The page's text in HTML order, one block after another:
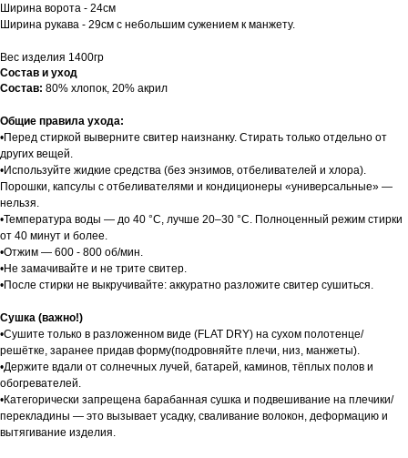
Ширина ворота - 24см
Ширина рукава - 29см с небольшим сужением к манжету.
Вес изделия 1400гр
Состав и уход
Состав: 80% хлопок, 20% акрил
Общие правила ухода:
•Перед стиркой выверните свитер наизнанку. Стирать только отдельно от
других вещей.
•Используйте жидкие средства (без энзимов, отбеливателей и хлора).
Порошки, капсулы с отбеливателями и кондиционеры «универсальные» —
нельзя.
•Температура воды — до 40 °C, лучше 20–30 °C. Полноценный режим стирки
от 40 минут и более.
•Отжим — 600 - 800 об/мин.
•Не замачивайте и не трите свитер.
•После стирки не выкручивайте: аккуратно разложите свитер сушиться.
Сушка (важно!)
•Сушите только в разложенном виде (FLAT DRY) на сухом полотенце/
решётке, заранее придав форму(подровняйте плечи, низ, манжеты).
•Держите вдали от солнечных лучей, батарей, каминов, тёплых полов и
обогревателей.
•Категорически запрещена барабанная сушка и подвешивание на плечики/
перекладины — это вызывает усадку, сваливание волокон, деформацию и
вытягивание изделия.